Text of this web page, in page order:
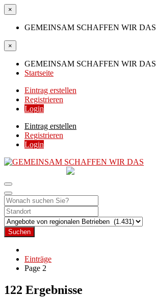
×
GEMEINSAM SCHAFFEN WIR DAS
×
GEMEINSAM SCHAFFEN WIR DAS
Startseite
Eintrag erstellen
Registrieren
Login
Eintrag erstellen
Registrieren
Login
Suchen
Einträge
Page 2
122 Ergebnisse